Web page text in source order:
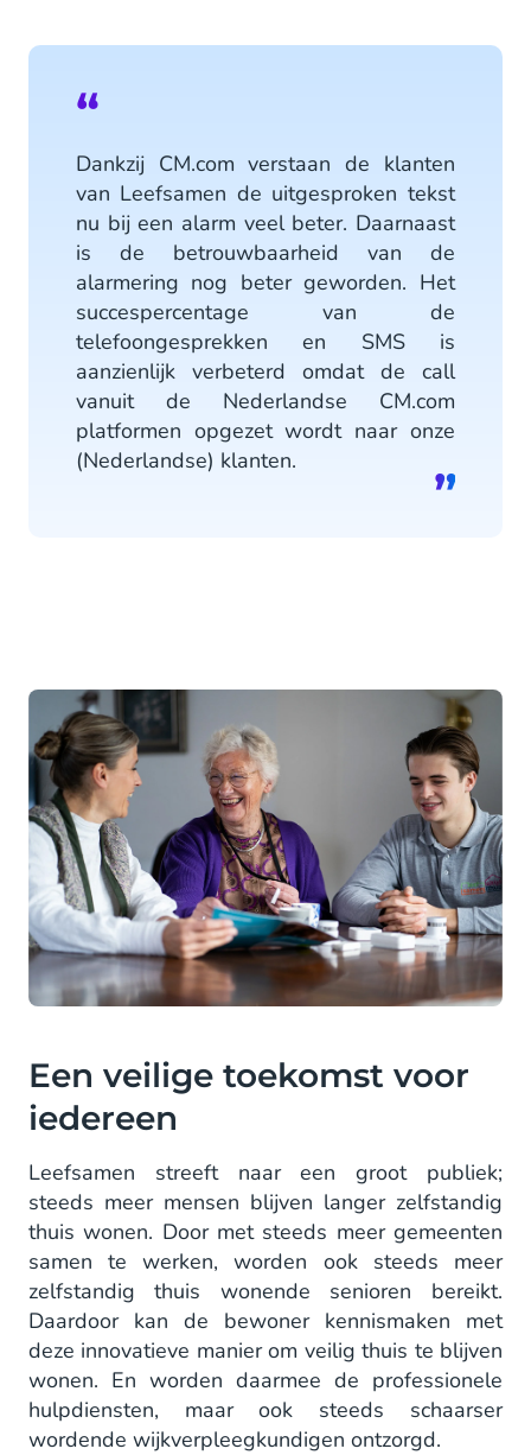
Dankzij CM.com verstaan de klanten
van Leefsamen de uitgesproken tekst
nu bij een alarm veel beter. Daarnaast
is de betrouwbaarheid van de
alarmering nog beter geworden. Het
succespercentage van de
telefoongesprekken en SMS is
aanzienlijk verbeterd omdat de call
vanuit de Nederlandse CM.com
platformen opgezet wordt naar onze
(Nederlandse) klanten.
Een veilige toekomst voor
iedereen
Leefsamen streeft naar een groot publiek;
steeds meer mensen blijven langer zelfstandig
thuis wonen. Door met steeds meer gemeenten
samen te werken, worden ook steeds meer
zelfstandig thuis wonende senioren bereikt.
Daardoor kan de bewoner kennismaken met
deze innovatieve manier om veilig thuis te blijven
wonen. En worden daarmee de professionele
hulpdiensten, maar ook steeds schaarser
wordende wijkverpleegkundigen ontzorgd.